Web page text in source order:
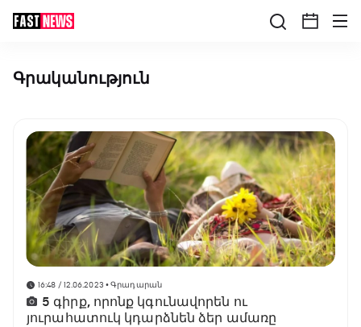
Գրականություն
16:48 / 12.06.2023 • Գրադարան
5 գիրք, որոնք կգունավորեն ու
յուրահատուկ կդարձնեն ձեր ամառը